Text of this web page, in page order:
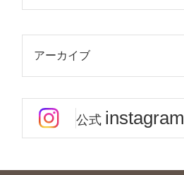
アーカイブ
公式 instagram